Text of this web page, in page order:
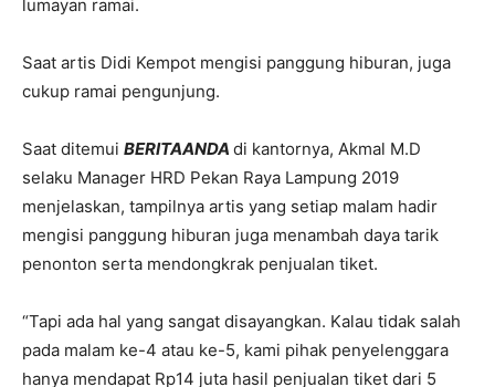
lumayan ramai.
Saat artis Didi Kempot mengisi panggung hiburan, juga
cukup ramai pengunjung.
Saat ditemui BERITAANDA di kantornya, Akmal M.D
selaku Manager HRD Pekan Raya Lampung 2019
menjelaskan, tampilnya artis yang setiap malam hadir
mengisi panggung hiburan juga menambah daya tarik
penonton serta mendongkrak penjualan tiket.
“Tapi ada hal yang sangat disayangkan. Kalau tidak salah
pada malam ke-4 atau ke-5, kami pihak penyelenggara
hanya mendapat Rp14 juta hasil penjualan tiket dari 5